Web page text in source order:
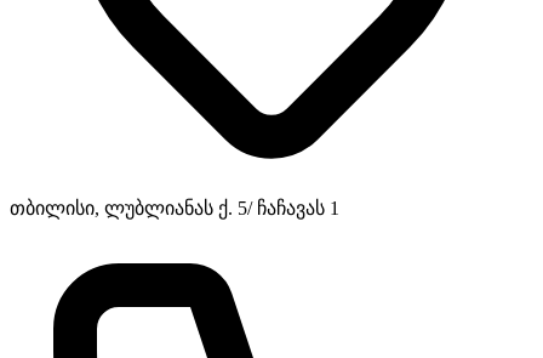
თბილისი, ლუბლიანას ქ. 5/ ჩაჩავას 1